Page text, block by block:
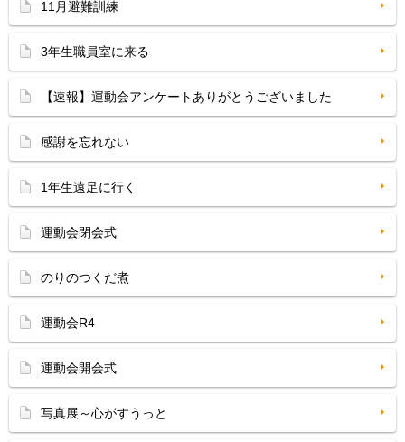
11月避難訓練
3年生職員室に来る
【速報】運動会アンケートありがとうございました
感謝を忘れない
1年生遠足に行く
運動会閉会式
のりのつくだ煮
運動会R4
運動会開会式
写真展～心がすうっと